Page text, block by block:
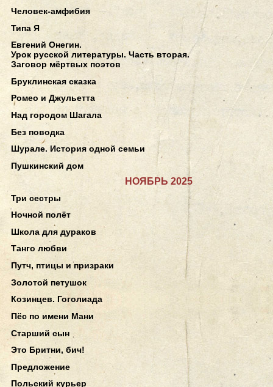
Человек-амфибия
Типа Я
Евгений Онегин.
Урок русской литературы. Часть вторая.
Заговор мёртвых поэтов
Бруклинская сказка
Ромео и Джульетта
Над городом Шагала
Без поводка
Шурале. История одной семьи
Пушкинский дом
НОЯБРЬ 2025
Три сестры
Ночной полёт
Школа для дураков
Танго любви
Путч, птицы и призраки
Золотой петушок
Козинцев. Гоголиада
Пёс по имени Мани
Старший сын
Это Бритни, бич!
Предложение
Польский курьер